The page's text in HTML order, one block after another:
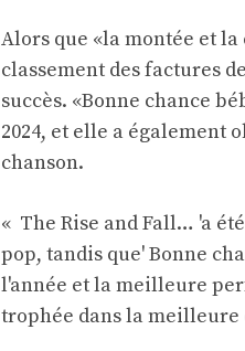
Alors que «la montée et
classement des factures
succès. «Bonne chance
2024, et elle a également
chanson.
« The Rise and Fall… 'a
pop, tandis que' Bonne
l'année et la meilleure
trophée dans la meilleure